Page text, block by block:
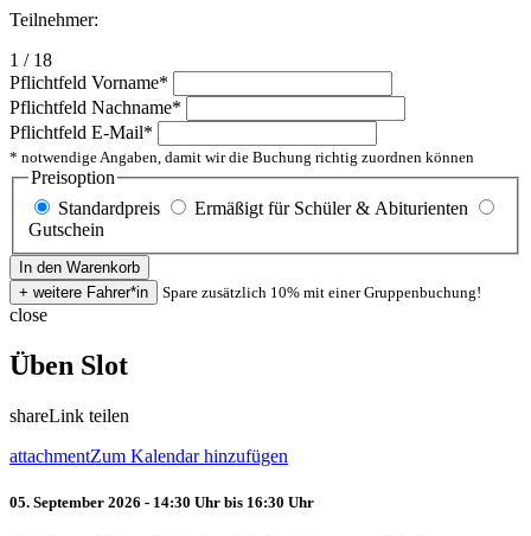
Teilnehmer:
1 / 18
Pflichtfeld Vorname*
Pflichtfeld Nachname*
Pflichtfeld E-Mail*
* notwendige Angaben, damit wir die Buchung richtig zuordnen können
Preisoption
Standardpreis
Ermäßigt für Schüler & Abiturienten
Gutschein
Spare zusätzlich 10% mit einer Gruppenbuchung!
close
Üben Slot
shareLink teilen
attachmentZum Kalendar hinzufügen
05. September 2026 - 14:30 Uhr bis 16:30 Uhr